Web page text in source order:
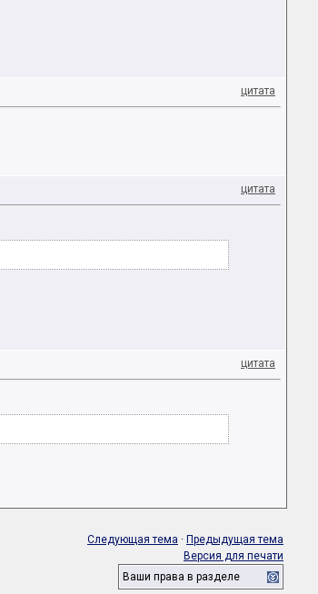
цитата
цитата
цитата
Следующая тема · Предыдущая тема
Версия для печати
Ваши права в разделе